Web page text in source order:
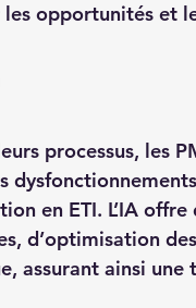
opportunités et
processus, les
en ETI. L’IA
d’optimisation
assurant ainsi